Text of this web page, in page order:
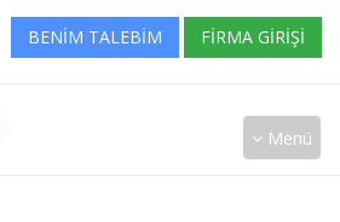
BENIM TALEBIM FIRMA GIRIŞI
Menü